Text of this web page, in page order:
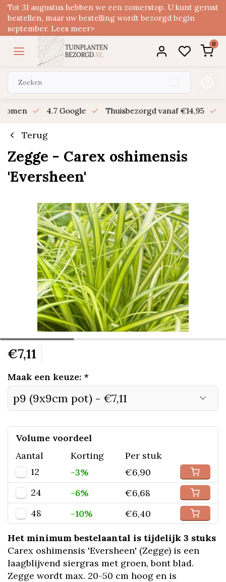
Tot 31 augustus hebben we een zomerstop. U kunt gerust
bestellen, maar uw bestelling wordt bezorgd begin
september. Lees meer>
0
4.7 Google Thuisbezorgd vanaf €14,95
Terug
Zegge - Carex oshimensis
'Eversheen'
€7,11
Maak een keuze: *
Volume voordeel
Aantal
Korting
Per stuk
12
-3%
€6,90
24
-6%
€6,68
48
-10% €6,40
Het minimum bestelaantal is tijdelijk 3 stuks
Carex oshimensis 'Eversheen' (Zegge) is een
laagblijvend siergras met groen, bont blad.
Zegge wordt max. 20-50 cm hoog en is